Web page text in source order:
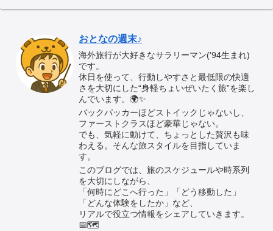
おとなの週末♪
海外旅行が大好きなサラリーマン('94生まれ)
です。
休日を使って、行動しやすさと最低限の快適
さを大切にした“身軽ちょいぜいたく旅”を楽し
んでいます。🌍✨
バックパッカーほどストイックじゃないし、
ファーストクラスほど豪華じゃない。
でも、気軽に動けて、ちょっとした贅沢も味
わえる。そんな旅スタイルを目指していま
す。
このブログでは、旅のスケジュールや時系列
を大切にしながら、
「何時にどこへ行った」「どう移動した」
「どんな体験をしたか」など、
リアルで役立つ情報をシェアしていきます。
📅🗺️